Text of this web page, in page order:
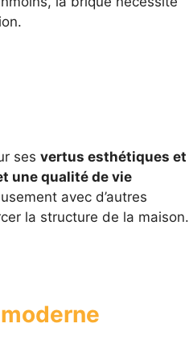
ses vertus esthétiques et
une qualité de vie
avec d’autres
la structure de la maison.